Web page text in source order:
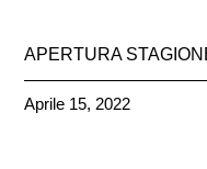
APERTURA
Aprile 15, 2022